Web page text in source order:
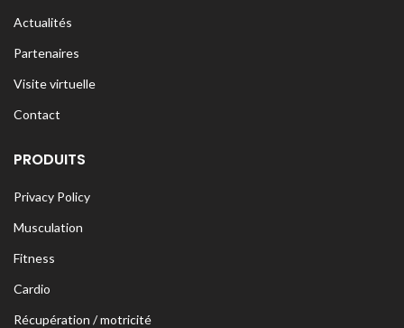
Actualités
Partenaires
Visite virtuelle
Contact
PRODUITS
Privacy Policy
Musculation
Fitness
Cardio
Récupération / motricité